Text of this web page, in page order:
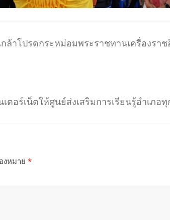
ล้าโปรดกระหม่อมพระราชทานเครื่องร
ตอร์เน็ตให้ศูนย์ส่งเสริมการเรียนรู้อำเภ
งหมาย *